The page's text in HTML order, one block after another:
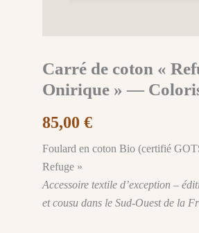
Carré de coton «
Onirique » —
85,00 €
Foulard en coton Bio (certifié
Refuge »
Accessoire textile d’exception –
et cousu dans le Sud-Ouest de la